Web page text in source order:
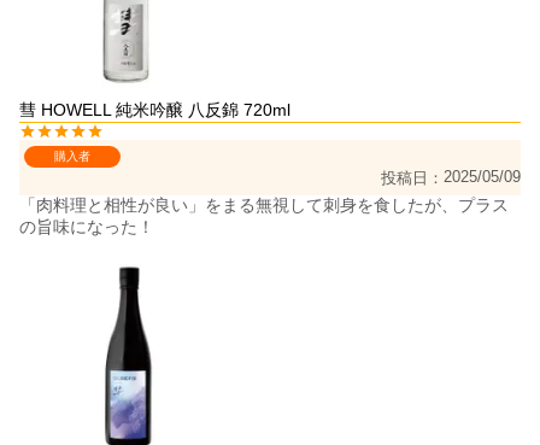
彗 HOWELL 純米吟醸 八反錦 720ml
購入者
投稿日 2025/05/09
「肉料理と相性が良い」をまる無視して刺身を食したが、プラス
の旨味になった！